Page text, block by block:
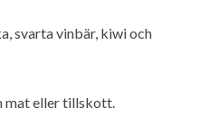
svarta vinbär, kiwi och
mat eller tillskott.